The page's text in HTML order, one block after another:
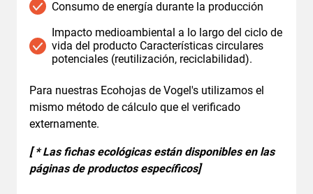
Consumo de energía durante la producción
Impacto medioambiental a lo largo del ciclo de
vida del producto Características circulares
potenciales (reutilización, reciclabilidad).
Para nuestras Ecohojas de Vogel's utilizamos el
mismo método de cálculo que el verificado
externamente.
[ * Las fichas ecológicas están disponibles en las
páginas de productos específicos]